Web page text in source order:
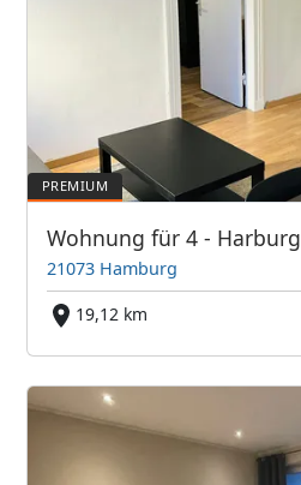
Wohnung für 4 - Harburg
21073 Hamburg
19,12 km